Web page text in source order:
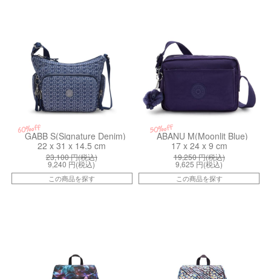
60%off
GABB S(Signature Denim)
22 x 31 x 14.5 cm
23,100円(税込)
9,240 円(税込)
この商品を探す
50%off
ABANU M(Moonlit Blue)
17 x 24 x 9 cm
19,250円(税込)
9,625 円(税込)
この商品を探す